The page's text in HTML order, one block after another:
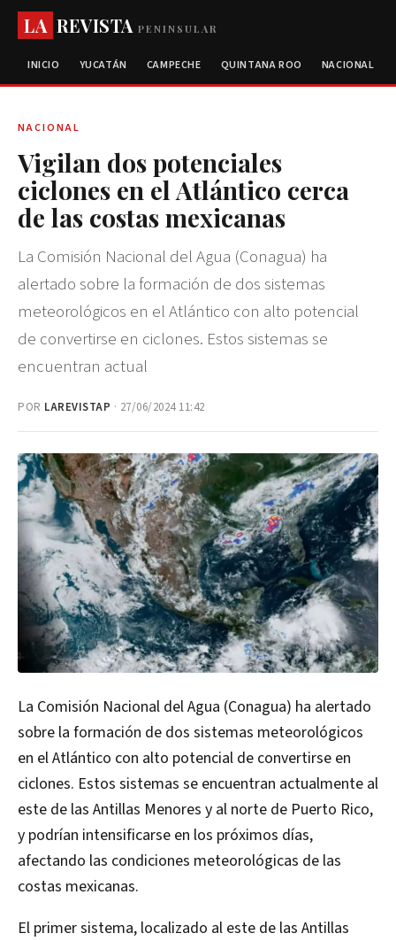
LA REVISTAPENINSULAR
INICIO YUCATÁN CAMPECHE QUINTANA ROO NACIONAL
NACIONAL
Vigilan dos potenciales
ciclones en el Atlántico cerca
de las costas mexicanas
La Comisión Nacional del Agua (Conagua) ha
alertado sobre la formación de dos sistemas
meteorológicos en el Atlántico con alto potencial
de convertirse en ciclones. Estos sistemas se
encuentran actual
POR LAREVISTAP · 27/06/2024 11:42
La Comisión Nacional del Agua (Conagua) ha alertado
sobre la formación de dos sistemas meteorológicos
en el Atlántico con alto potencial de convertirse en
ciclones. Estos sistemas se encuentran actualmente al
este de las Antillas Menores y al norte de Puerto Rico,
y podrían intensificarse en los próximos días,
afectando las condiciones meteorológicas de las
costas mexicanas.
El primer sistema, localizado al este de las Antillas